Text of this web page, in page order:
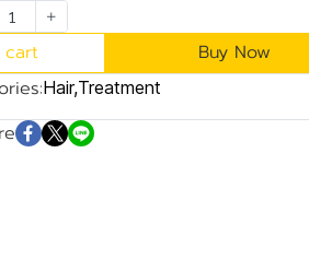
Buy Now
Hair,Treatment